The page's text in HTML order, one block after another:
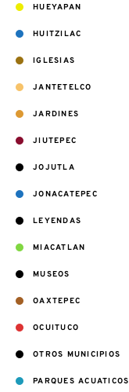
HUEYAPAN
HUITZILAC
IGLESIAS
JANTETELCO
JARDINES
JIUTEPEC
JOJUTLA
JONACATEPEC
LEYENDAS
MIACATLAN
MUSEOS
OAXTEPEC
OCUITUCO
OTROS MUNICIPIOS
PARQUES ACUATICOS